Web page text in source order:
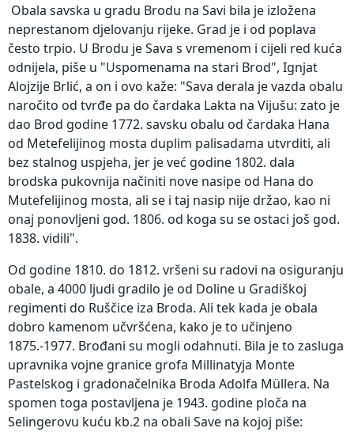
Obala savska u gradu Brodu na Savi bila je izložena
neprestanom djelovanju rijeke. Grad je i od poplava
često trpio. U Brodu je Sava s vremenom i cijeli red kuća
odnijela, piše u "Uspomenama na stari Brod", Ignjat
Alojzije Brlić, a on i ovo kaže: "Sava derala je vazda obalu
naročito od tvrđe pa do čardaka Lakta na Vijušu: zato je
dao Brod godine 1772. savsku obalu od čardaka Hana
od Metefelijinog mosta duplim palisadama utvrditi, ali
bez stalnog uspjeha, jer je već godine 1802. dala
brodska pukovnija načiniti nove nasipe od Hana do
Mutefelijinog mosta, ali se i taj nasip nije držao, kao ni
onaj ponovljeni god. 1806. od koga su se ostaci još god.
1838. vidili".
Od godine 1810. do 1812. vršeni su radovi na osiguranju
obale, a 4000 ljudi gradilo je od Doline u Gradiškoj
regimenti do Ruščice iza Broda. Ali tek kada je obala
dobro kamenom učvršćena, kako je to učinjeno
1875.-1977. Brođani su mogli odahnuti. Bila je to zasluga
upravnika vojne granice grofa Millinatyja Monte
Pastelskog i gradonačelnika Broda Adolfa Müllera. Na
spomen toga postavljena je 1943. godine ploča na
Selingerovu kuću kb.2 na obali Save na kojoj piše: